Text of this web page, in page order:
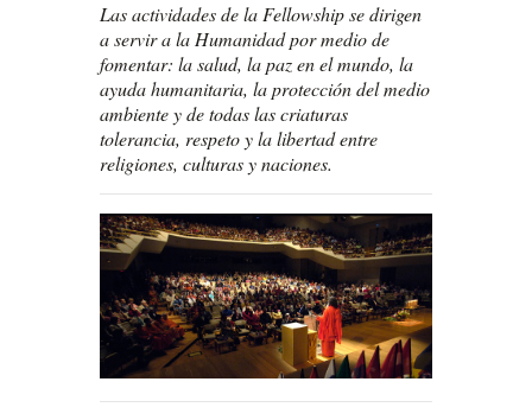
Las actividades de la Fellowship se dirigen
a servir a la Humanidad por medio de
fomentar: la salud, la paz en el mundo, la
ayuda humanitaria, la protección del medio
ambiente y de todas las criaturas
tolerancia, respeto y la libertad entre
religiones, culturas y naciones.